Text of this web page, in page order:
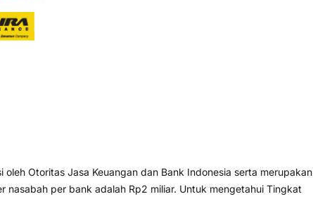
Otoritas Jasa Keuangan dan Bank Indonesia serta merupakan
nasabah per bank adalah Rp2 miliar. Untuk mengetahui Tingkat